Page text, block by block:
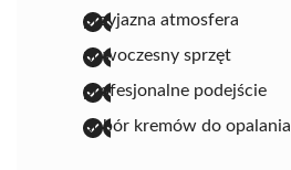
przyjazna atmosfera
nowoczesny sprzęt
profesjonalne podejście
dobór kremów do opalania